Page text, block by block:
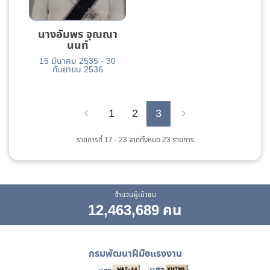
นางอัมพร จุณณา
นนท์
15 มีนาคม 2535 -30
กันยายน 2536
1 2 3
รายการที่ 17 - 23 จากทั้งหมด 23 รายการ
จำนวนผู้เข้าชม
12,463,689 คน
กรมพัฒนาฝีมือแรงงาน